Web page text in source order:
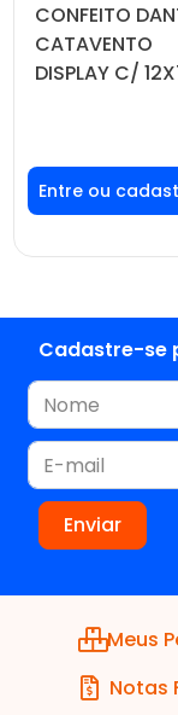
CONFEITO
CATAVENTO
DISPLAY C/
Faça seu login
cadastre-se
ver preços
Cadastre-se
Meus
Notas